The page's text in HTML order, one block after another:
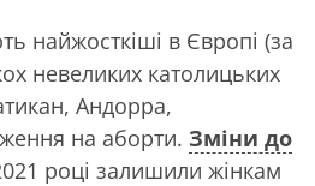
найжосткіші в Європі (за
невеликих католицьких
Андорра,
на аборти. Зміни до
році залишили жінкам